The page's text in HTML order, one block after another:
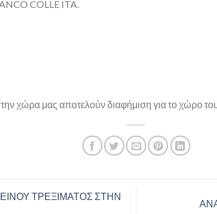
COLLE ITA.
χώρα μας αποτελούν διαφήμιση για το χώρο του
ΤΡΕΞΙΜΑΤΟΣ ΣΤΗΝ